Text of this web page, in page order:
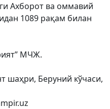
Ахборот ва оммавий
1089 рақам билан
МЧЖ.
шаҳри, Беруний кўчаси,